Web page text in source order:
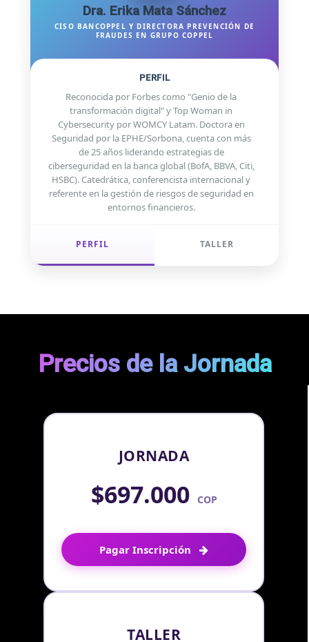
Dra. Erika Mata Sánchez
CISO BANCOPPEL Y DIRECTORA PREVENCIÓN DE
FRAUDES EN GRUPO COPPEL
PERFIL
Reconocida por Forbes como "Genio de la
transformación digital" y Top Woman in
Cybersecurity por WOMCY Latam. Doctora en
Seguridad por la EPHE/Sorbona, cuenta con más
de 25 años liderando estrategias de
ciberseguridad en la banca global (BofA, BBVA, Citi,
HSBC). Catedrática, conferencista internacional y
referente en la gestión de riesgos de seguridad en
entornos financieros.
PERFIL TALLER
Precios de la Jornada
JORNADA
$697.000 COP
Pagar Inscripción
TALLER